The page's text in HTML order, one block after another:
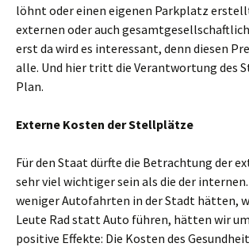
löhnt oder einen eigenen Parkplatz
externen oder auch
erst da wird es interessant, denn diesen
alle. Und hier tritt die Verantwortung des
Plan.
Externe Kosten der Stellplätze
Für den Staat dürfte die Betrachtung der
sehr viel wichtiger sein als die der
weniger Autofahrten in der Stadt hätten,
Leute Rad statt Auto führen, hätten wir
positive Effekte: Die Kosten des